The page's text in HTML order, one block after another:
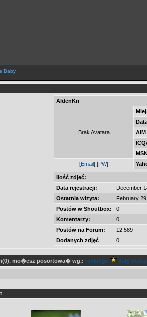
Baby
AldenKn
Brak Avatara
AIM
[Email] [PW]
Ilość zdjęć:
Data rejestracji:
December
Ostatnia wizyta:
February
Postów w Shoutbox:
0
Komentarzy:
0
Postów na Forum:
12,589
Dodanych zdjęć
0
mo�esz posortowa� wg.: rankingu daty